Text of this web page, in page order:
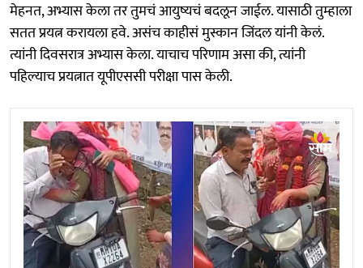
मेहनत, अभ्यास केला तर तुमचं आयुष्यचं बदलून जाईल. यासाठी तुम्हाला
सतत प्रयत्न करायला हवे. असंच काहीसं मुस्कान जिंदल यांनी केलं.
त्यांनी दिवसरात्र अभ्यास केला. याचाच परिणाम असा की, त्यांनी
पहिल्याच प्रयत्नात यूपीएससी परीक्षा पास केली.